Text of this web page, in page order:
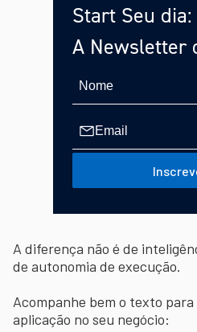
Start Seu dia:
A Newsletter
A diferença não é de
de autonomia de execução.
Acompanhe bem o texto
aplicação no seu negócio: